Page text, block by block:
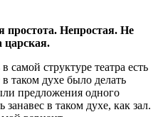
простота. Непростая. Не
царская.
самой структуре театра есть
таком духе было делать
предложения одного
занавес в таком духе, как зал.